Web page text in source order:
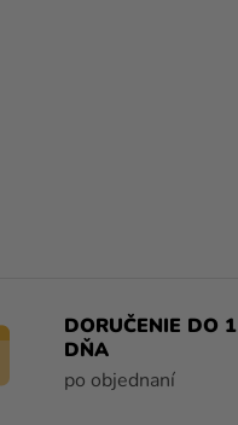
DORUČENIE DO 1
DŇA
po objednaní